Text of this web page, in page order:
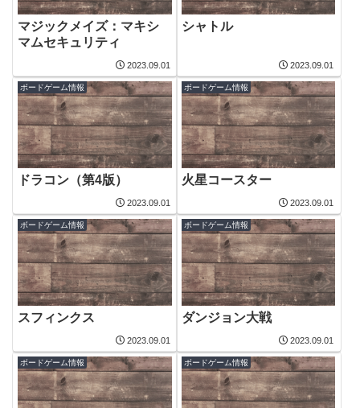
マジックメイズ：マキシ
マムセキュリティ
2023.09.01
シャトル
2023.09.01
ボードゲーム情報
ドラコン（第4版）
2023.09.01
ボードゲーム情報
火星コースター
2023.09.01
ボードゲーム情報
スフィンクス
2023.09.01
ボードゲーム情報
ダンジョン大戦
2023.09.01
ボードゲーム情報 ボードゲーム情報